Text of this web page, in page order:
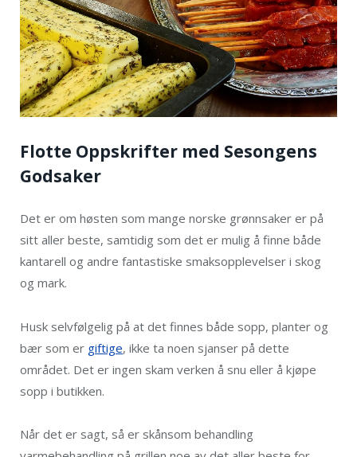
Flotte Oppskrifter med Sesongens
Godsaker
Det er om høsten som mange norske grønnsaker er på
sitt aller beste, samtidig som det er mulig å finne både
kantarell og andre fantastiske smaksopplevelser i skog
og mark.
Husk selvfølgelig på at det finnes både sopp, planter og
bær som er giftige, ikke ta noen sjanser på dette
området. Det er ingen skam verken å snu eller å kjøpe
sopp i butikken.
Når det er sagt, så er skånsom behandling